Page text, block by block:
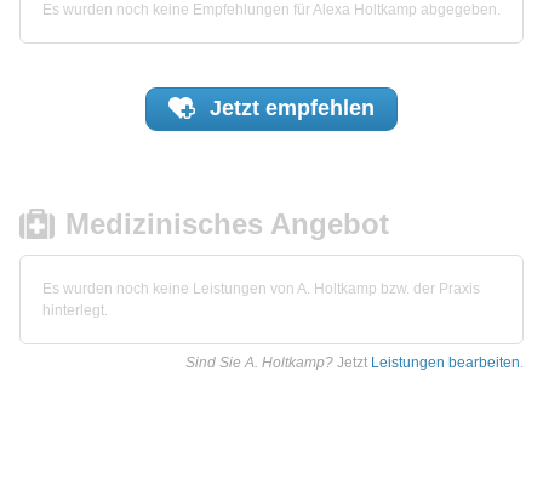
Es wurden noch keine Empfehlungen für Alexa Holtkamp abgegeben.
Jetzt empfehlen
Medizinisches Angebot
Es wurden noch keine Leistungen von A. Holtkamp bzw. der Praxis
hinterlegt.
Sind Sie A. Holtkamp? Jetzt Leistungen bearbeiten.